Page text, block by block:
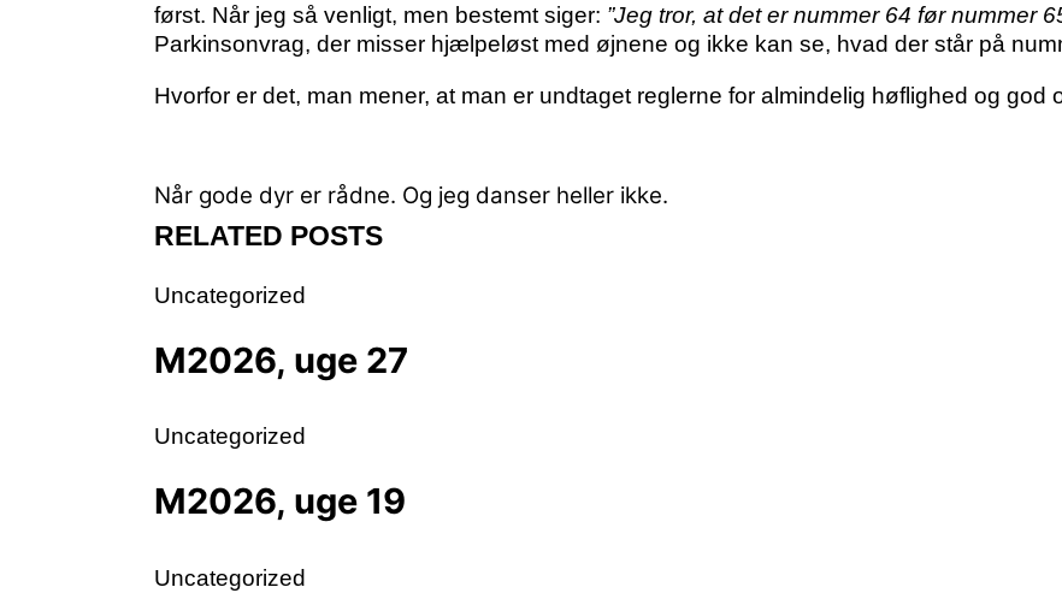
først. Når jeg så venligt, men bestemt siger: ”Jeg tror, at det er nummer 64 før nummer
Parkinsonvrag, der misser hjælpeløst med øjnene og ikke kan se, hvad der står på
Hvorfor er det, man mener, at man er undtaget reglerne for almindelig høflighed og god
Når gode dyr er rådne. Og jeg danser heller ikke.
RELATED POSTS
Uncategorized
M2026, uge 27
Uncategorized
M2026, uge 19
Uncategorized